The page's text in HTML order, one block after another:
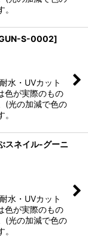
S-0002]
水・UVカット
色が実際のもの
(光の加減で色の
スネイル-グーニ
水・UVカット
色が実際のもの
(光の加減で色の